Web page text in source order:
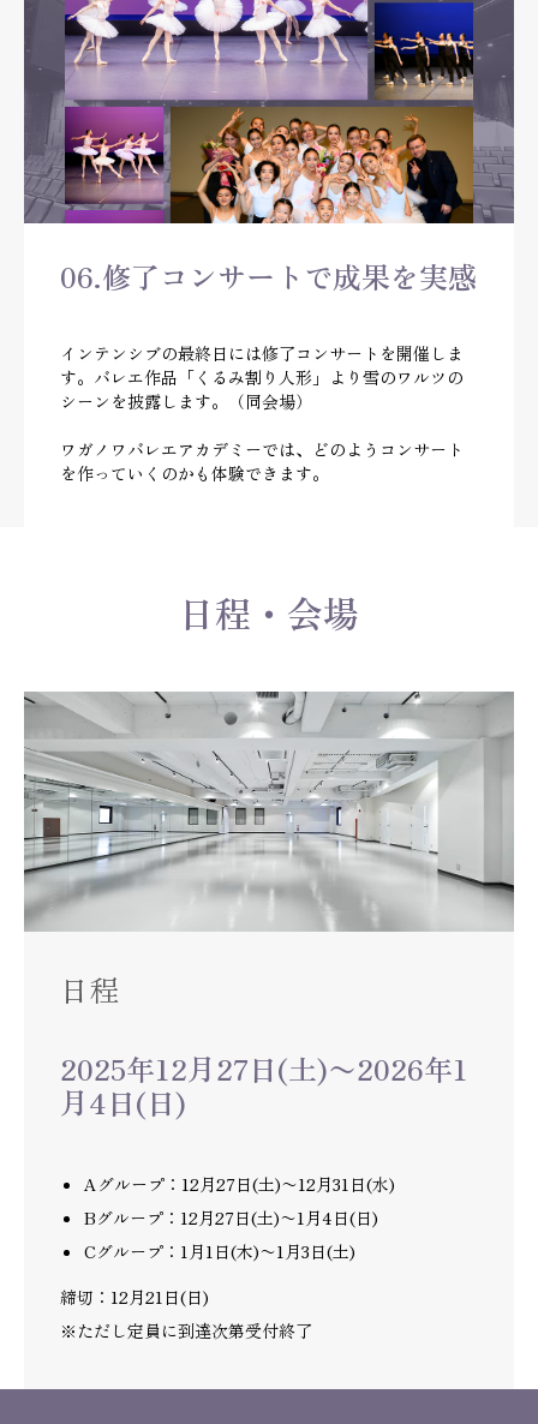
06.修了コンサートで成果を実感
インテンシブの最終日には修了コンサートを開催しま
す。バレエ作品「くるみ割り人形」より雪のワルツの
シーンを披露します。（同会場）
ワガノワバレエアカデミーでは、どのようコンサート
を作っていくのかも体験できます。
日程・会場
日程
2025年12月27日(土)〜2026年1
月4日(日)
Aグループ：12月27日(土)〜12月31日(水)
Bグループ：12月27日(土)〜1月4日(日)
Cグループ：1月1日(木)〜1月3日(土)
締切：12月21日(日)
※ただし定員に到達次第受付終了